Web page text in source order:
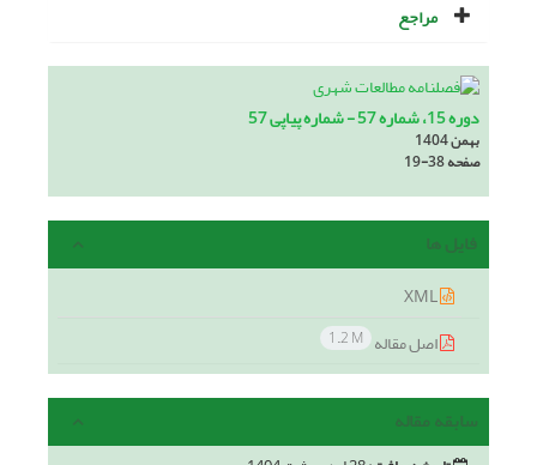
مراجع
دوره 15، شماره 57 - شماره پیاپی 57
بهمن 1404
صفحه19-38
فایل ها
اصل مقاله 1.2 M
سابقه مقاله